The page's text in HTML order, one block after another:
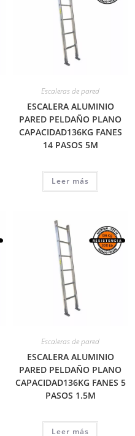
Escaleras de pared
ESCALERA ALUMINIO
PARED PELDAÑO PLANO
CAPACIDAD136KG FANES
14 PASOS 5M
Leer más
Escaleras de pared
ESCALERA ALUMINIO
PARED PELDAÑO PLANO
CAPACIDAD136KG FANES 5
PASOS 1.5M
Leer más